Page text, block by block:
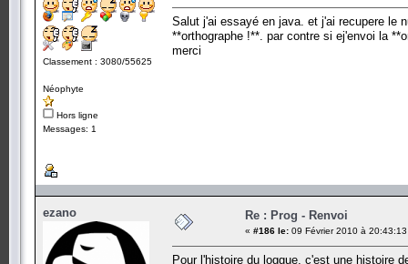
Classement : 3080/55625
Néophyte
Hors ligne
Messages: 1
Salut j'ai essayé en java. et j'ai recupere le
**orthographe !**. par contre si ej'envoi la
merci
ezano Re : Prog - Renvoi
« #186 le: 09 Février 2010 à
Pour l'histoire du loggue, c'est une histoire